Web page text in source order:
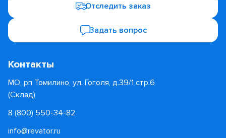
Отследить заказ
Задать вопрос
Контакты
МО, рп Томилино, ул. Гоголя, д.39/1 стр.6
(Склад)
8 (800) 550-34-82
info@revator.ru